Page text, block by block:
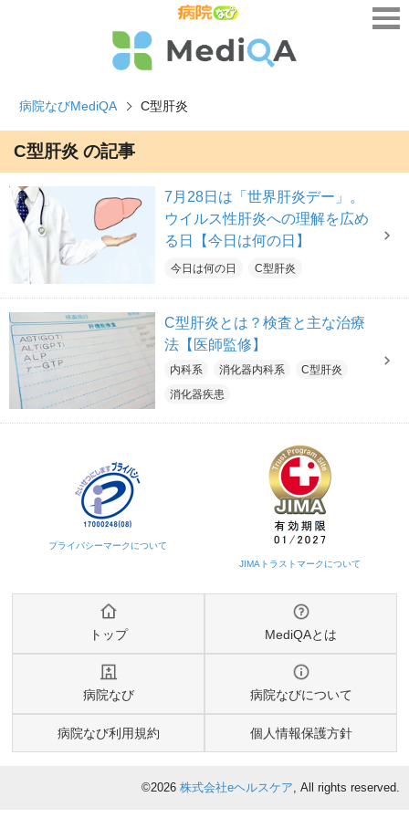
病院なびMediQA C型肝炎
C型肝炎 の記事
7月28日は「世界肝炎デー」。
ウイルス性肝炎への理解を広め
る日【今日は何の日】
今日は何の日 C型肝炎
C型肝炎とは？検査と主な治療
法【医師監修】
内科系 消化器内科系
C型肝炎
消化器疾患
トップ MediQAとは
病院なび 病院なびについて
病院なび利用規約 個人情報保護方針
©2026 株式会社eヘルスケア, All rights reserved.